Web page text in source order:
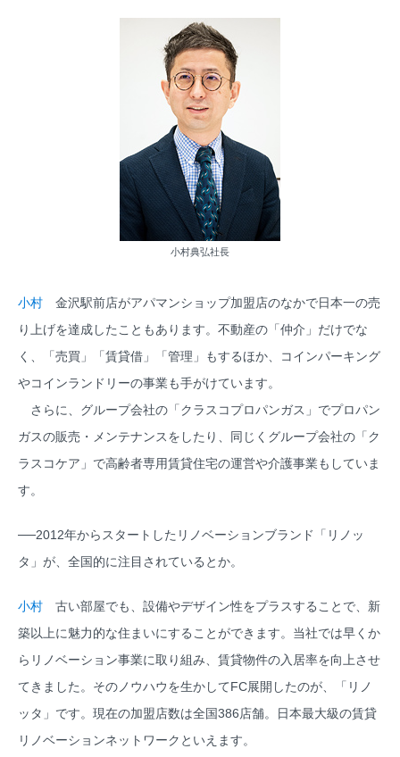
小村典弘社長
小村 金沢駅前店がアパマンショップ加盟店のなかで日本一の売
り上げを達成したこともあります。不動産の「仲介」だけでな
く、「売買」「賃貸借」「管理」もするほか、コインパーキング
やコインランドリーの事業も手がけています。
さらに、グループ会社の「クラスコプロパンガス」でプロパン
ガスの販売・メンテナンスをしたり、同じくグループ会社の「ク
ラスコケア」で高齢者専用賃貸住宅の運営や介護事業もしていま
す。
──2012年からスタートしたリノベーションブランド「リノッ
タ」が、全国的に注目されているとか。
小村 古い部屋でも、設備やデザイン性をプラスすることで、新
築以上に魅力的な住まいにすることができます。当社では早くか
らリノベーション事業に取り組み、賃貸物件の入居率を向上させ
てきました。そのノウハウを生かしてFC展開したのが、「リノ
ッタ」です。現在の加盟店数は全国386店舗。日本最大級の賃貸
リノベーションネットワークといえます。